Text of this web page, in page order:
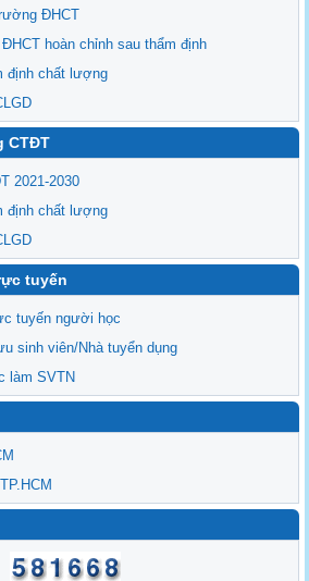
ĐHCT
hoàn chỉnh sau thẩm định
định chất lượng
CTĐT
2021-2030
định chất lượng
tuyến
tuyến người học
sinh viên/Nhà tuyển dụng
làm SVTN